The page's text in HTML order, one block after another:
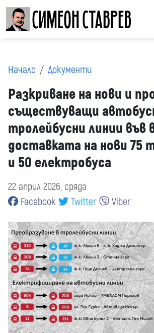
Начало Документи
Разкриване на нови и
съществуващи
тролейбусни линии във
доставката на нови 75
и 50 електробуса
22 април 2026, сряда
Facebook
Twitter Viber